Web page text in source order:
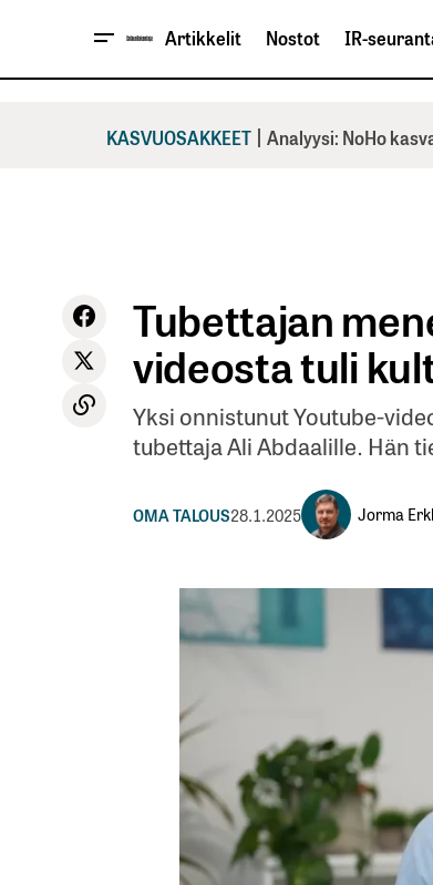
Artikkelit Nostot IR-
KASVUOSAKKEET | Analyysi: NoHo
Tubettajan
videosta tuli
Yksi onnistunut Youtube-
tubettaja Ali Abdaalille. Hän
OMA TALOUS28.1.2025 Jorma